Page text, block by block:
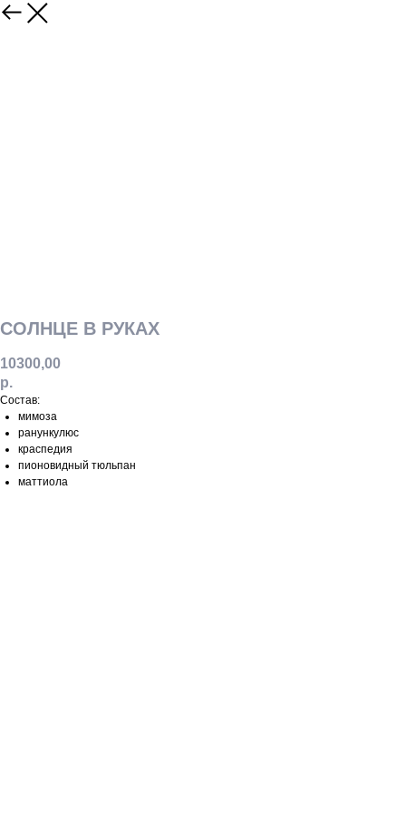
СОЛНЦЕ В РУКАХ
10300,00
р.
Состав:
мимоза
ранункулюс
краспедия
пионовидный тюльпан
маттиола